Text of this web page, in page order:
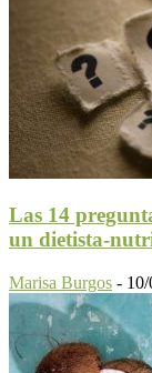
Las 14
un dietista-
Marisa Burgos -